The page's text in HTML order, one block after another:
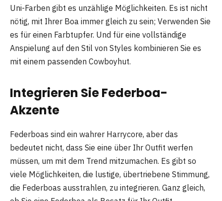
Uni-Farben gibt es unzählige Möglichkeiten. Es ist nicht
nötig, mit Ihrer Boa immer gleich zu sein; Verwenden Sie
es für einen Farbtupfer. Und für eine vollständige
Anspielung auf den Stil von Styles kombinieren Sie es
mit einem passenden Cowboyhut.
Integrieren Sie Federboa-
Akzente
Federboas sind ein wahrer Harrycore, aber das
bedeutet nicht, dass Sie eine über Ihr Outfit werfen
müssen, um mit dem Trend mitzumachen. Es gibt so
viele Möglichkeiten, die lustige, übertriebene Stimmung,
die Federboas ausstrahlen, zu integrieren. Ganz gleich,